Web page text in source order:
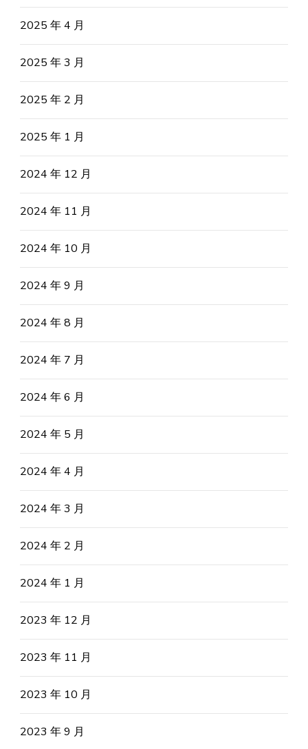
2025 年 4 月
2025 年 3 月
2025 年 2 月
2025 年 1 月
2024 年 12 月
2024 年 11 月
2024 年 10 月
2024 年 9 月
2024 年 8 月
2024 年 7 月
2024 年 6 月
2024 年 5 月
2024 年 4 月
2024 年 3 月
2024 年 2 月
2024 年 1 月
2023 年 12 月
2023 年 11 月
2023 年 10 月
2023 年 9 月